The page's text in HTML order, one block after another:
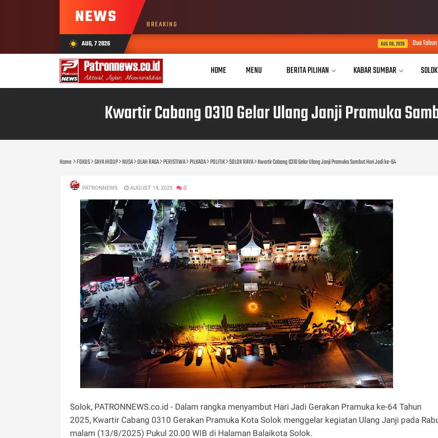
NEWS BREAKING
wb_sunny AUG, 7 2026 Dua Tahun Mengukir Perubahan di
HOME MENU BERITA PILIHAN KABAR SUMBAR
Kwartir Cabang 0310 Gelar Ulang Janji Pramuka
Home FOKUS GAYA HIDUP NUSA OLAH RAGA PERISTIWA PILKADA POLITIK SOLOK RAYA Kwartir Cabang 0310 Gelar Ulang Janji Pramuka Sambut Hari Jadi ke-64
PATRONNEWS AUGUST 14, 2025 0
Solok, PATRONNEWS.co.id - Dalam rangka menyambut Hari Jadi Gerakan Pramuka ke-64 Tahun
2025, Kwartir Cabang 0310 Gerakan Pramuka Kota Solok menggelar kegiatan Ulang Janji pada
malam (13/8/2025) Pukul 20.00 WIB di Halaman Balaikota Solok.